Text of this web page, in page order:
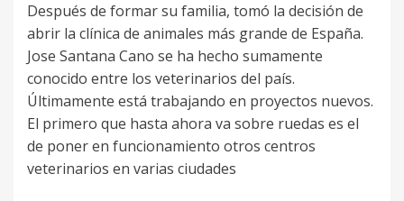
Después de formar su familia, tomó la decisión de
abrir la clínica de animales más grande de España.
Jose Santana Cano se ha hecho sumamente
conocido entre los veterinarios del país.
Últimamente está trabajando en proyectos nuevos.
El primero que hasta ahora va sobre ruedas es el
de poner en funcionamiento otros centros
veterinarios en varias ciudades